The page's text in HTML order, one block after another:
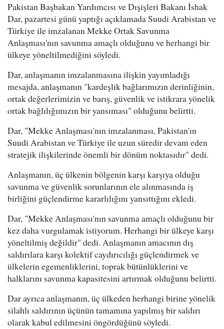
Pakistan Başbakan Yardımcısı ve Dışişleri Bakanı İshak
Dar, pazartesi günü yaptığı açıklamada Suudi Arabistan ve
Türkiye ile imzalanan Mekke Ortak Savunma
Anlaşması'nın savunma amaçlı olduğunu ve herhangi bir
ülkeye yöneltilmediğini söyledi.
Dar, anlaşmanın imzalanmasına ilişkin yayımladığı
mesajda, anlaşmanın "kardeşlik bağlarımızın derinliğinin,
ortak değerlerimizin ve barış, güvenlik ve istikrara yönelik
ortak bağlılığımızın bir yansıması" olduğunu belirtti.
Dar, "Mekke Anlaşması'nın imzalanması, Pakistan'ın
Suudi Arabistan ve Türkiye ile uzun süredir devam eden
stratejik ilişkilerinde önemli bir dönüm noktasıdır" dedi.
Anlaşmanın, üç ülkenin bölgenin karşı karşıya olduğu
savunma ve güvenlik sorunlarının ele alınmasında iş
birliğini güçlendirme kararlılığını yansıttığını ekledi.
Dar, "Mekke Anlaşması'nın savunma amaçlı olduğunu bir
kez daha vurgulamak istiyorum. Herhangi bir ülkeye karşı
yöneltilmiş değildir" dedi. Anlaşmanın amacının dış
saldırılara karşı kolektif caydırıcılığı güçlendirmek ve
ülkelerin egemenliklerini, toprak bütünlüklerini ve
halklarını savunma kapasitesini artırmak olduğunu belirtti.
Dar ayrıca anlaşmanın, üç ülkeden herhangi birine yönelik
silahlı saldırının üçünün tamamına yapılmış bir saldırı
olarak kabul edilmesini öngördüğünü söyledi.